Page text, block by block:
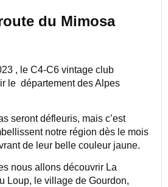
du Mimosa
, le C4-C6 vintage club
le département des Alpes
seront défleuris, mais c’est
notre région dès le mois
de leur belle couleur jaune.
nous allons découvrir La
Loup, le village de Gourdon,